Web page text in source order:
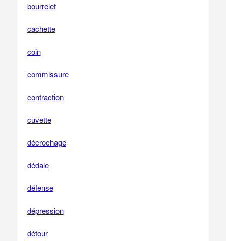
bourrelet
cachette
coin
commissure
contraction
cuvette
décrochage
dédale
défense
dépression
détour